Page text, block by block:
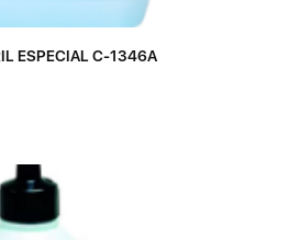
ESPECIAL C-1346A